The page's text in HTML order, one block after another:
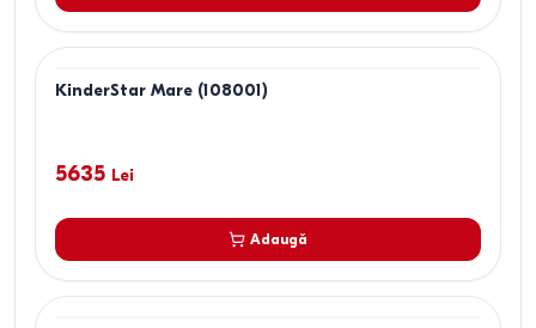
KinderStar Mare (108001)
5635 Lei
Adaugă